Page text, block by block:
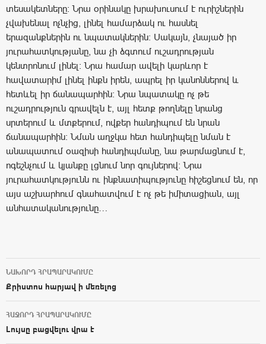
տեսակետները: Նրա օրինակը խրախուսում է ուրիշներին
չվախենալ ոչնչից, լինել համարձակ ու հասնել
երազանքներին ու նպատակներին: Սակայն, չնայած իր
յուրահատկությանը, նա չի ձգտում ուշադրության
կենտրոնում լինել: Նրա համար ավելի կարևոր է
հավատարիմ լինել ինքն իրեն, ապրել իր կանոններով և
հետևել իր ճանապարհին: Նրա նպատակը ոչ թե
ուշադրություն գրավելն է, այլ հետք թողնելը նրանց
սրտերում և մտքերում, ովքեր հանդիպում են նրան
ճանապարհին: Նման աղջկա հետ հանդիպելը նման է
անապատում օազիսի հանդիպմանը, նա թարմացնում է,
ոգեշնչում և կյանքը լցնում նոր գույներով։ Նրա
յուրահատկությունն ու ինքնատիպությունը հիշեցնում են, որ
այս աշխարհում գնահատվում է ոչ թե իմիտացիան, այլ
անհատականությունը…
Post navigation
ՆԱԽՈՐԴ ՀՐԱՊԱՐԱԿՈՒՄԸ
Քրիստոս հարյավ ի մեռելոց
ՀԱՋՈՐԴ ՀՐԱՊԱՐԱԿՈՒՄԸ
Լույսը բացվելու վրա է